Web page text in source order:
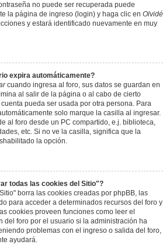
no puede ser recuperada puede
la página de ingreso (login) y haga clic en Olvidé
y estará identificado nuevamente en muy
expira automáticamente?
cuando ingresa al foro, sus datos se guardan en
al salir de la página o al cabo de cierto
pueda ser usada por otra persona. Para
solo marque la casilla al ingresar.
al foro desde un PC compartido, e.j. biblioteca,
etc. Si no ve la casilla, significa que la
la opción.
todas las cookies del Sitio"?
borra las cookies creadas por phpBB, las
para acceder a determinados recursos del foro y
cookies proveen funciones como leer el
del foro por el usuario si la administración ha
problemas con el ingreso o salida del foro,
ayudará.